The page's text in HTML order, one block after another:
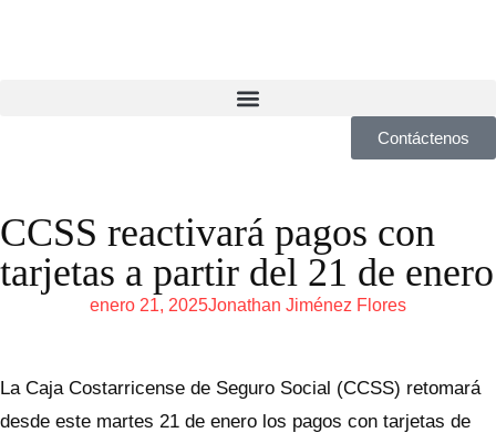
Contáctenos
CCSS reactivará pagos con
tarjetas a partir del 21 de enero
enero 21, 2025Jonathan Jiménez Flores
La Caja Costarricense de Seguro Social (CCSS) retomará
desde este martes 21 de enero los pagos con tarjetas de